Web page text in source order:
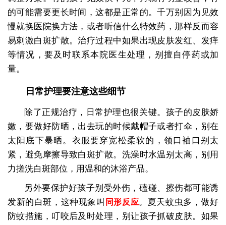
的可能需要更长时间，这都是正常的。千万别因为见效
慢就换医院换方法，或者听信什么特效药，那样反而容
易刺激白斑扩散。治疗过程中如果出现皮肤发红、发痒
等情况，要及时联系本院医生处理，别擅自停药或加
量。
日常护理要注意这些细节
除了正规治疗，日常护理也很关键。孩子的皮肤娇
嫩，要做好防晒，出去玩的时候戴帽子或者打伞，别在
太阳底下暴晒。衣服要穿宽松柔软的，领口袖口别太
紧，避免摩擦导致白斑扩散。洗澡时水温别太高，别用
力搓洗白斑部位，用温和的沐浴产品。
另外要保护好孩子别受外伤，磕碰、擦伤都可能诱
发新的白斑，这种现象叫 同形反应。夏天蚊虫多，做好
防蚊措施，叮咬后及时处理，别让孩子抓破皮肤。如果